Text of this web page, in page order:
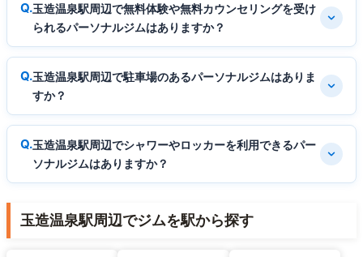
玉造温泉駅周辺で無料体験や無料カウンセリングを受け
られるパーソナルジムはありますか？
玉造温泉駅周辺で駐車場のあるパーソナルジムはありま
すか？
玉造温泉駅周辺でシャワーやロッカーを利用できるパー
ソナルジムはありますか？
玉造温泉駅周辺でジムを駅から探す